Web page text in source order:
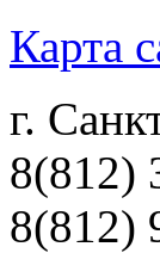
Карта
г.
8(812)
8(812)